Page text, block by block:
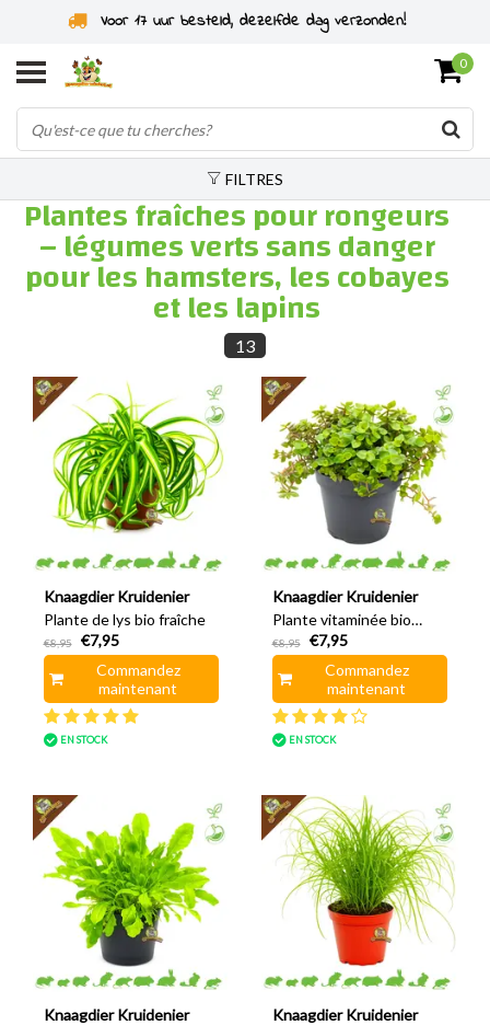
Spécialiste des rongeurs depuis 2011
0
FILTRES
Plantes fraîches pour rongeurs
– légumes verts sans danger
pour les hamsters, les cobayes
et les lapins
13
Knaagdier Kruidenier
Plante de lys bio fraîche
€8,95
€7,95
Commandez
maintenant
EN STOCK
Knaagdier Kruidenier
Plante vitaminée bio
fraîche
€8,95
€7,95
Commandez
maintenant
EN STOCK
Knaagdier Kruidenier
Knaagdier Kruidenier